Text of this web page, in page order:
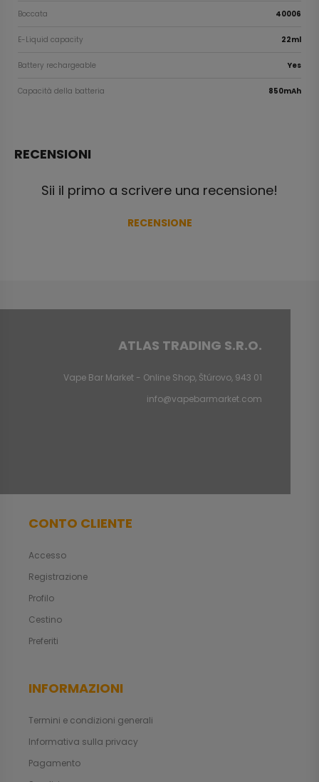
Boccata 40006
E-Liquid capacity 22ml
Battery rechargeable Yes
Capacità della batteria 850mAh
RECENSIONI
Sii il primo a scrivere una recensione!
RECENSIONE
ATLAS TRADING S.R.O.
Vape Bar Market - Online Shop, Štúrovo, 943 01
info@vapebarmarket.com
CONTO CLIENTE
Accesso
Registrazione
Profilo
Cestino
Preferiti
INFORMAZIONI
Termini e condizioni generali
Informativa sulla privacy
Pagamento